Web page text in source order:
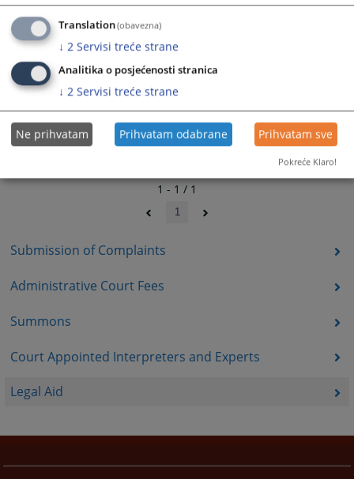
Submission of Complaints
Administrative Court Fees
Summons
Court Appointed Interpreters and Experts
Legal Aid
1 - 1 / 1
1
Translation(obavezna)
↓ 2 Servisi treće strane
Analitika o posjećenosti stranica
↓ 2 Servisi treće strane
Ne prihvatam Prihvatam odabrane Prihvatam sve
Pokreće Klaro!